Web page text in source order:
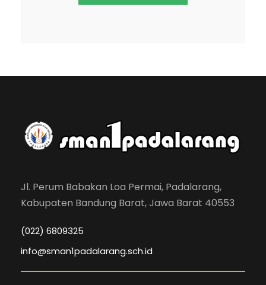
Jl. Perum Babakan Loa Permai, Padalarang,
Kabupaten Bandung Barat, Jawa Barat 40553
(022) 6809325
info@sman1padalarang.sch.id